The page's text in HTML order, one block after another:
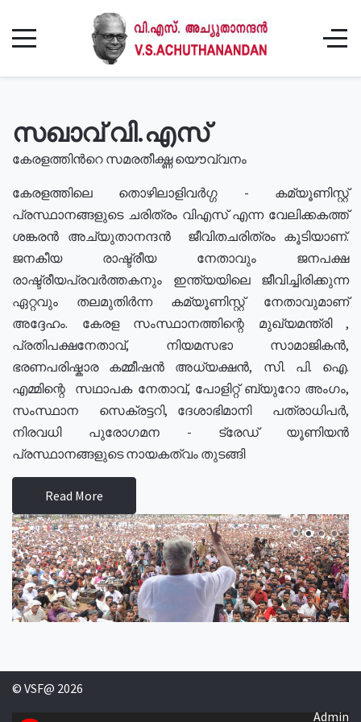
സഖാവ് വി.എസ്
കേരളത്തിൻറെ സമരതീക്ഷ്ണ യൌവ്വനം
കേരളത്തിലെ തൊഴിലാളിവർഗ്ഗ - കമ്യൂണിസ്റ്റ്
പ്രസ്ഥാനങ്ങളുടെ ചരിത്രം വിഎസ് എന്ന വേലിക്കകത്ത്
ശങ്കരൻ അച്യുതാനന്ദൻ ജീവിതചരിത്രം കൂടിയാണ്.
ജനകീയ രാഷ്ട്രീയ നേതാവും ജനപക്ഷ
രാഷ്ട്രീയപ്രവർത്തകനും ഇന്ത്യയിലെ ജീവിച്ചിരിക്കുന്ന
ഏറ്റവും തലമുതിർന്ന കമ്യൂണിസ്റ്റ് നേതാവുമാണ്
അദ്ദേഹം. കേരള സംസ്ഥാനത്തിന്റെ മുഖ്യമന്ത്രി ,
പ്രതിപക്ഷനേതാവ്, നിയമസഭാ സാമാജികൻ,
ഭരണപരിഷ്കാര കമ്മീഷൻ അധ്യക്ഷൻ, സി. പി. ഐ.
എമ്മിന്റെ സഥാപക നേതാവ്, പോളിറ്റ് ബ്യുറോ അംഗം,
സംസ്ഥാന സെക്രട്ടറി, ദേശാഭിമാനി പത്രാധിപർ,
നിരവധി പുരോഗമന - ട്രേഡ് യൂണിയൻ
പ്രസ്ഥാനങ്ങളുടെ നായകത്വം തുടങ്ങി
Read More
© VSF@ 2026
Admin